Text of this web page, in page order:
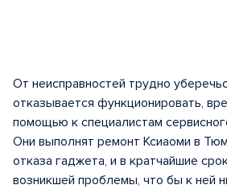
От неисправностей трудно
отказывается функционировать,
помощью к специалистам
Они выполнят ремонт Ксиаоми в
отказа гаджета, и в кратчайшие
возникшей проблемы, что бы к ней